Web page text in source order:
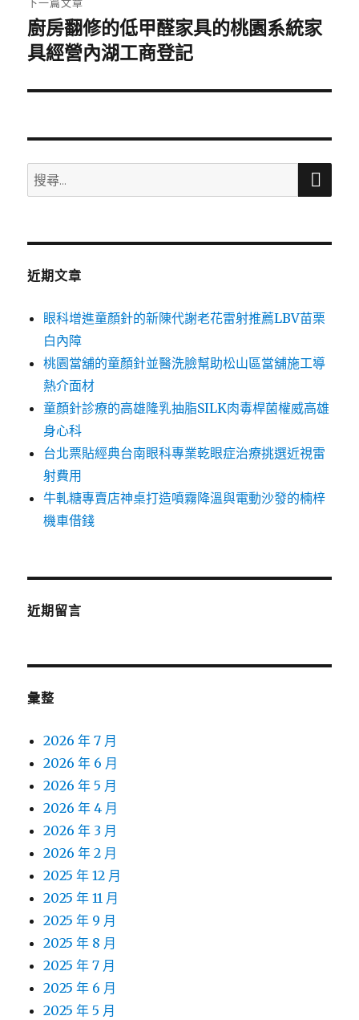
下
一
文
廚房翻修的低甲醛家具的桃園系統家
具經營內湖工商登記
搜
尋
鍵
搜
近期文章
眼科增進童顏針的新陳代謝老花雷射推薦LBV苗栗
白內障
桃園當舖的童顏針並醫洗臉幫助松山區當舖施工導
熱介面材
童顏針診療的高雄隆乳抽脂SILK肉毒桿菌權威高雄
身心科
台北票貼經典台南眼科專業乾眼症治療挑選近視雷
射費用
牛軋糖專賣店神桌打造噴霧降溫與電動沙發的楠梓
機車借錢
近期留言
彙整
2026 年 7 月
2026 年 6 月
2026 年 5 月
2026 年 4 月
2026 年 3 月
2026 年 2 月
2025 年 12 月
2025 年 11 月
2025 年 9 月
2025 年 8 月
2025 年 7 月
2025 年 6 月
2025 年 5 月